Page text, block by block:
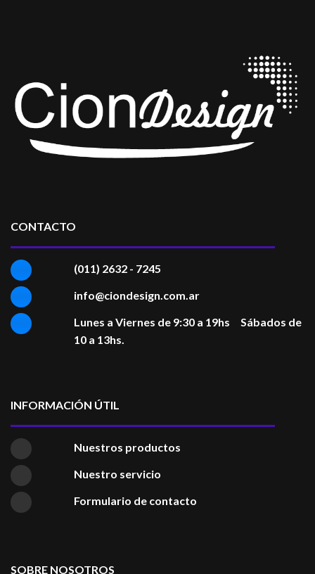
CONTACTO
(011) 2632 - 7245
info@ciondesign.com.ar
Lunes a Viernes de 9:30 a 19hs Sábados de
10 a 13hs.
INFORMACIÓN ÚTIL
Nuestros productos
Nuestro servicio
Formulario de contacto
SOBRE NOSOTROS